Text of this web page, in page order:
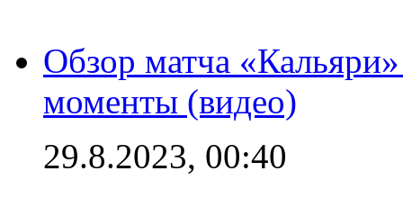
Обзор матча
моменты (видео)
29.8.2023, 00:40